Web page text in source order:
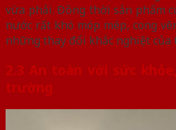
vừa phải. Đồng thời sản phẩm
nước rất khó móp mép, cong
những thay đổi khắc nghiệt
2.3 An toàn với sức
trường